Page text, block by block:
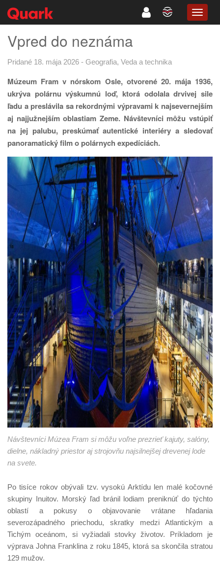
Vpred do neznáma
Pridané 18. mája 2026 - Geografia, Veda a technika
Múzeum Fram v nórskom Osle, otvorené 20. mája 1936,
ukrýva polárnu výskumnú loď, ktorá odolala drvivej sile
ľadu a preslávila sa rekordnými výpravami k najsevernejším
aj najjužnejším oblastiam Zeme. Návštevníci môžu vstúpiť
na jej palubu, preskúmať autentické interiéry a sledovať
panoramatický film o polárnych expedíciách.
Návštevníci Múzea Fram si môžu voľne prezrieť kajuty, salóny,
dielne, nákladný priestor aj strojovňu najsilnejšej drevenej lode
na svete.
Po tisíce rokov obývali tzv. vysokú Arktídu len malé kočovné
skupiny Inuitov. Morský ľad bránil lodiam preniknúť do týchto
oblastí a pokusy o objavovanie vrátane hľadania
severozápadného priechodu, skratky medzi Atlantickým a
Tichým oceánom, si vyžiadali stovky životov. Príkladom je
výprava Johna Franklina z roku 1845, ktorá sa skončila stratou
129 mužov.